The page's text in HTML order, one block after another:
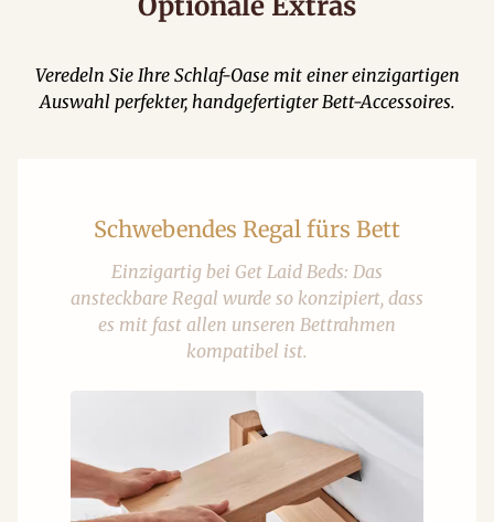
Veredeln Sie Ihre Schlaf-Oase mit einer einzigartigen
Auswahl perfekter, handgefertigter Bett-Accessoires.
Schwebendes Regal fürs Bett
Einzigartig bei Get Laid Beds: Das
ansteckbare Regal wurde so konzipiert, dass
es mit fast allen unseren Bettrahmen
kompatibel ist.